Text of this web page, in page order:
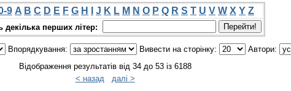
9 A B C D E F G H J K L M N O P Q R S T U V W X Y Z
декілька перших літер:
Впорядкування: Вивести на сторінку:
Автори:
Відображення результатів від 34 до 53 із 6188
< назад
далі >